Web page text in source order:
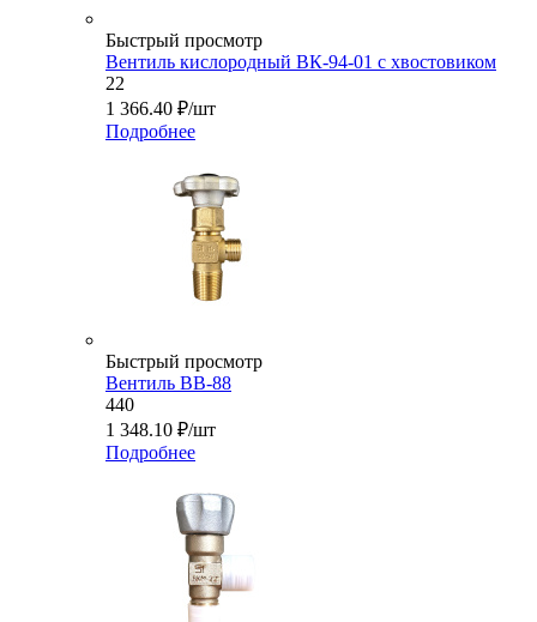
Быстрый просмотр
Вентиль кислородный ВК-94-01 с хвостовиком
22
1 366.40 ₽/шт
Подробнее
Быстрый просмотр
Вентиль ВВ-88
440
1 348.10 ₽/шт
Подробнее